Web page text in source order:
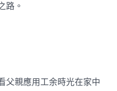
路。
親應用工余時光在家中